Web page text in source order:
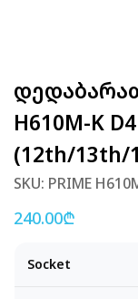
H610M-K
(12th/13th/
SKU: PRIME
240.00₾
Socket